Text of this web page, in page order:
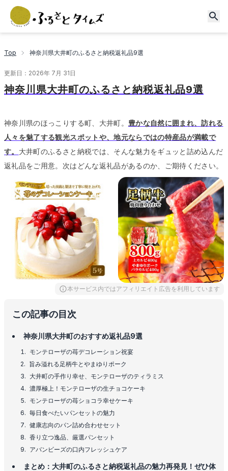
Top 神奈川県大井町のふるさと納税返礼品9選
更新日： 2026年 7月 31日
神奈川県大井町のふるさと納税返礼品9選
神奈川県のほっこりする町、大井町。 豊かな自然に囲まれ、訪れる
人々を魅了する観光スポットや、地元ならではの特産品が満載で
す。 大井町のふるさと納税では、そんな魅力をギュッと詰め込んだ
返礼品をご用意。 次はどんな返礼品があるのか、ご期待ください。
本サービス内ではアフィリエイト広告を利用しています
この記事の目次
神奈川県大井町のおすすめ返礼品9選
モンテローザの苺デコレーション祝宴
旨み溢れる足柄牛とやまゆりポーク
大井町の手作り幸せ、モンテローザのティラミス
濃厚極上！モンテローザの生チョコケーキ
モンテローザの苺ショコラ幸せケーキ
毎日食べたいパンセットの魅力
健康志向のパン詰め合わせセット
香り立つ逸品、厳選パンセット
アバンビーズの口内フレッシュケア
まとめ：大井町のふるさと納税返礼品の魅力再発見！ぜひ体